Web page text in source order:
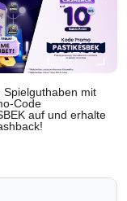
Spielguthaben mit
Code
auf und erhalte